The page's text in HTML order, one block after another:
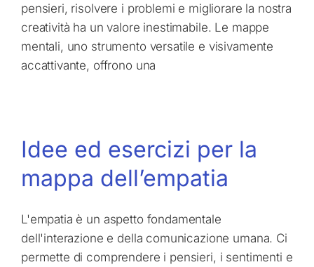
pensieri, risolvere i problemi e migliorare la nostra
creatività ha un valore inestimabile. Le mappe
mentali, uno strumento versatile e visivamente
accattivante, offrono una
Idee ed esercizi per la
mappa dell’empatia
L'empatia è un aspetto fondamentale
dell'interazione e della comunicazione umana. Ci
permette di comprendere i pensieri, i sentimenti e